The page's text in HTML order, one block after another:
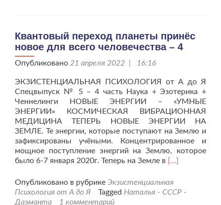
Квантовый переход планеты принёс
новое для всего человечества – 4
Опубликовано 21 апреля 2022 | 16:16
ЭКЗИСТЕНЦИАЛЬНАЯ ПСИХОЛОГИЯ от А до Я
Спецвыпуск № 5 – 4 часть Наука + Эзотерика +
Ченнелинги НОВЫЕ ЭНЕРГИИ – «УМНЫЕ
ЭНЕРГИИ» КОСМИЧЕСКАЯ ВИБРАЦИОННАЯ
МЕДИЦИНА ТЕПЕРЬ НОВЫЕ ЭНЕРГИИ НА
ЗЕМЛЕ. Те энергии, которые поступают на Землю и
зафиксированы учёными. Концентрированное и
мощное поступление энергий на Землю, которое
было 6-7 января 2020г. Теперь на Земле в Читать
проКвантовый
переход
[…]
Опубликовано в рубрике Экзистенциальная
Психология от А до Я
Tagged Наталья - СССР -
Даэманта
1 комментарий